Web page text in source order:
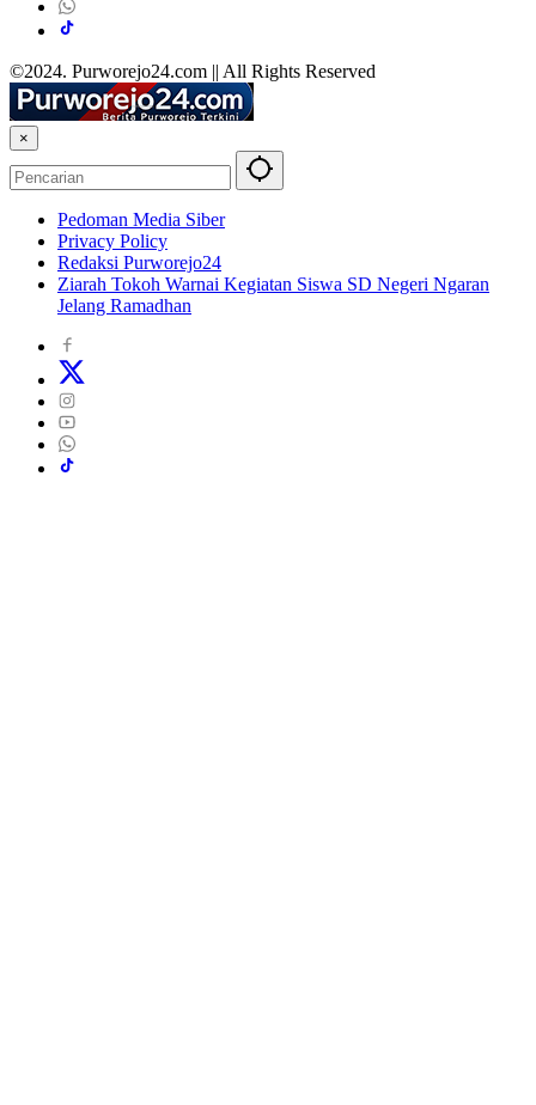
©2024. Purworejo24.com || All Rights Reserved
×
Pedoman Media Siber
Privacy Policy
Redaksi Purworejo24
Ziarah Tokoh Warnai Kegiatan Siswa SD Negeri Ngaran
Jelang Ramadhan